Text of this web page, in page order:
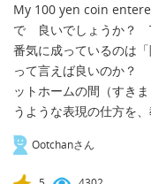
My 100 yen coin
で 良いでしょうか？
番気に成っているのは
って言えば良いのか？
ットホームの間（すき
うような表現の仕方を、
Ootchanさん